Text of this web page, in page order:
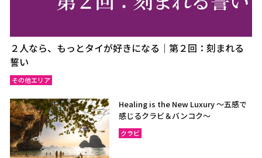
２人なら、もっとタイが好きになる｜第２回：刻まれる
誓い
その他エリア
Healing is the New Luxury ～五感で
感じるクラビ＆バンコク～
クラビ